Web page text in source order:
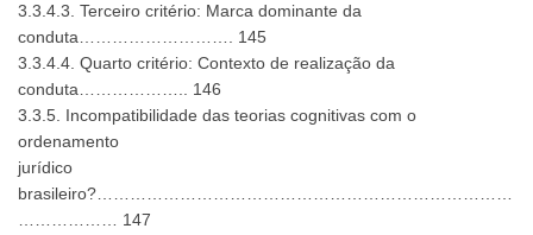
3.3.4.3. Terceiro critério: Marca dominante da
conduta………………………. 145
3.3.4.4. Quarto critério: Contexto de realização da
conduta……………….. 146
3.3.5. Incompatibilidade das teorias cognitivas com o
ordenamento
jurídico
brasileiro?…………………………………………………………………
……………… 147